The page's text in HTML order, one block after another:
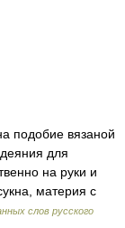
подобие вязаной
для
на руки и
материя с
слов русского